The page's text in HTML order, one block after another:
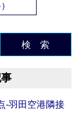
検 索
‐羽田空港隣接